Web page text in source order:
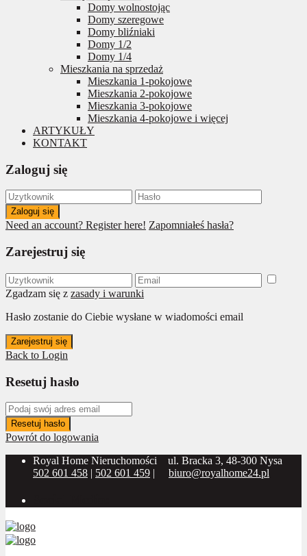
Domy wolnostojąc
Domy szeregowe
Domy bliźniaki
Domy 1/2
Domy 1/4
Mieszkania na sprzedaż
Mieszkania 1-pokojowe
Mieszkania 2-pokojowe
Mieszkania 3-pokojowe
Mieszkania 4-pokojowe i więcej
ARTYKUŁY
KONTAKT
Zaloguj się
Zaloguj się
Need an account? Register here! Zapomniałeś hasła?
Zarejestruj się
Zgadzam się z zasady i warunki
Hasło zostanie do Ciebie wysłane w wiadomości email
Zarejestruj się
Back to Login
Resetuj hasło
Resetuj hasło
Powrót do logowania
Royal Home Nieruchomości
ul. Bracka 3, 48-300 Nysa
502 601 458 | 502 601 459 | biuro@royalhome24.pl